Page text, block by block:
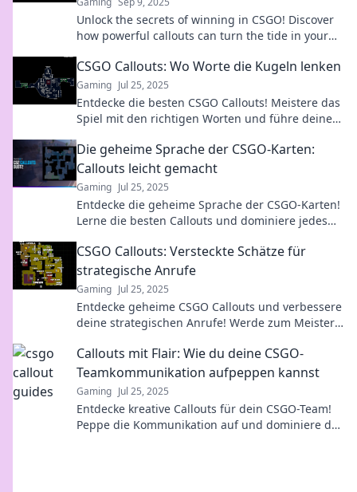
Unlock the secrets of winning in CSGO! Discover
how powerful callouts can turn the tide in your
CSGO Callouts: Wo Worte die Kugeln lenken
Gaming Jul 25, 2025
Entdecke die besten CSGO Callouts! Meistere das
Spiel mit den richtigen Worten und führe deine
Die geheime Sprache der CSGO-Karten:
Callouts leicht gemacht
Gaming Jul 25, 2025
Entdecke die geheime Sprache der CSGO-Karten!
Lerne die besten Callouts und dominiere jedes
CSGO Callouts: Versteckte Schätze für
strategische Anrufe
Gaming Jul 25, 2025
Entdecke geheime CSGO Callouts und verbessere
deine strategischen Anrufe! Werde zum Meister
Callouts mit Flair: Wie du deine CSGO-
Teamkommunikation aufpeppen kannst
Gaming Jul 25, 2025
Entdecke kreative Callouts für dein CSGO-Team!
Peppe die Kommunikation auf und dominiere das